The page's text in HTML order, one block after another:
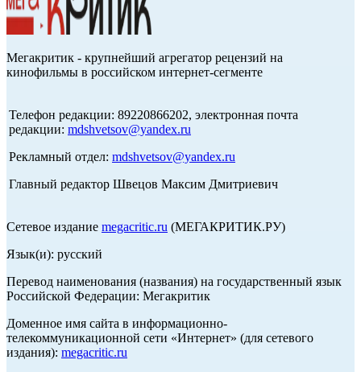
Мегакритик - крупнейший агрегатор рецензий на
кинофильмы в российском интернет-сегменте
Телефон редакции: 89220866202, электронная почта
редакции: mdshvetsov@yandex.ru
Рекламный отдел: mdshvetsov@yandex.ru
Главный редактор Швецов Максим Дмитриевич
Сетевое издание megacritic.ru (МЕГАКРИТИК.РУ)
Язык(и): русский
Перевод наименования (названия) на государственный язык
Российской Федерации: Мегакритик
Доменное имя сайта в информационно-
телекоммуникационной сети «Интернет» (для сетевого
издания): megacritic.ru